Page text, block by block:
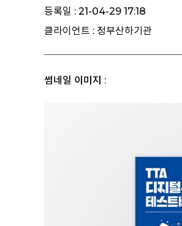
등록일 : 21-04-29 17:18
클라이언트 : 정부산하기관
썸네일 이미지 :